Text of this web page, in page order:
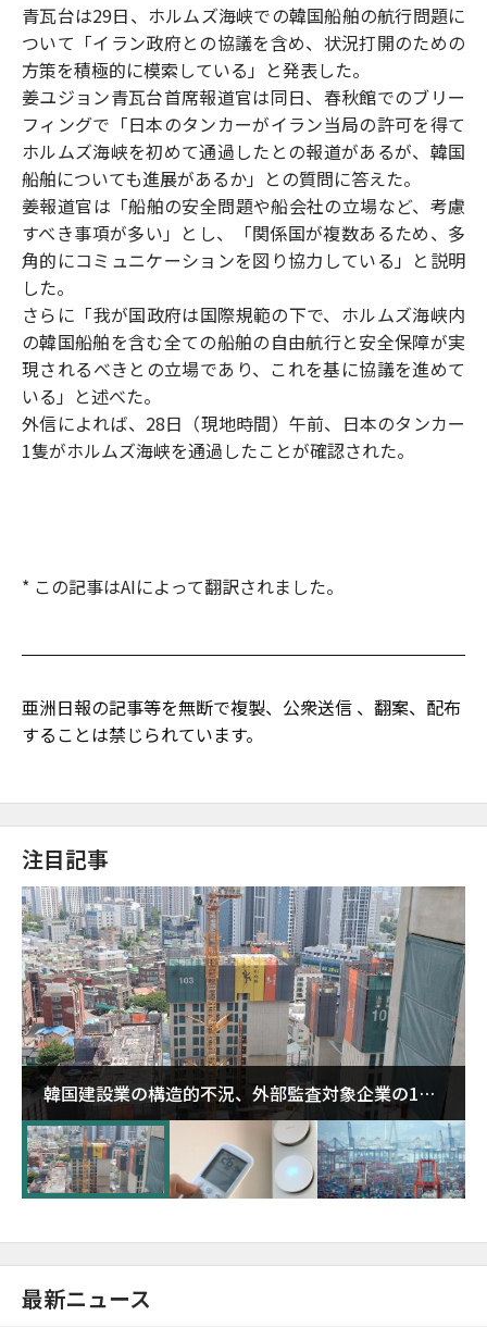
青瓦台は29日、ホルムズ海峡での韓国船舶の航行問題に
ついて「イラン政府との協議を含め、状況打開のための
方策を積極的に模索している」と発表した。
姜ユジョン青瓦台首席報道官は同日、春秋館でのブリー
フィングで「日本のタンカーがイラン当局の許可を得て
ホルムズ海峡を初めて通過したとの報道があるが、韓国
船舶についても進展があるか」との質問に答えた。
姜報道官は「船舶の安全問題や船会社の立場など、考慮
すべき事項が多い」とし、「関係国が複数あるため、多
角的にコミュニケーションを図り協力している」と説明
した。
さらに「我が国政府は国際規範の下で、ホルムズ海峡内
の韓国船舶を含む全ての船舶の自由航行と安全保障が実
現されるべきとの立場であり、これを基に協議を進めて
いる」と述べた。
外信によれば、28日（現地時間）午前、日本のタンカー
1隻がホルムズ海峡を通過したことが確認された。
* この記事はAIによって翻訳されました。
亜洲日報の記事等を無断で複製、公衆送信 、翻案、配布
することは禁じられています。
注目記事
韓国建設業の構造的不況、外部監査対象企業の1割
超が「ゾンビ企業」に…5年で2.8倍増
最新ニュース